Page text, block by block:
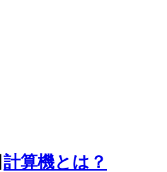
計算機とは？